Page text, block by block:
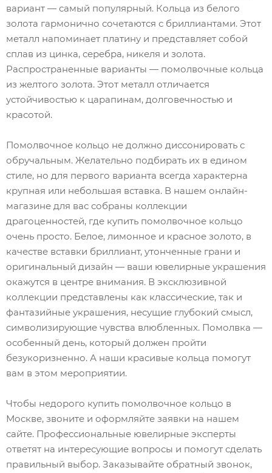
вариант — самый популярный. Кольца из белого
золота гармонично сочетаются с бриллиантами. Этот
металл напоминает платину и представляет собой
сплав из цинка, серебра, никеля и золота.
Распространенные варианты — помолвочные кольца
из желтого золота. Этот металл отличается
устойчивостью к царапинам, долговечностью и
красотой.
Помолвочное кольцо не должно диссонировать с
обручальным. Желательно подбирать их в едином
стиле, но для первого варианта всегда характерна
крупная или небольшая вставка. В нашем онлайн-
магазине для вас собраны коллекции
драгоценностей, где купить помолвочное кольцо
очень просто. Белое, лимонное и красное золото, в
качестве вставки бриллиант, утонченные грани и
оригинальный дизайн — ваши ювелирные украшения
окажутся в центре внимания. В эксклюзивной
коллекции представлены как классические, так и
фантазийные украшения, несущие глубокий смысл,
символизирующие чувства влюбленных. Помолвка —
особенный день, который должен пройти
безукоризненно. А наши красивые кольца помогут
вам в этом мероприятии.
Чтобы недорого купить помолвочное кольцо в
Москве, звоните и оформляйте заявки на нашем
сайте. Профессиональные ювелирные эксперты
ответят на интересующие вопросы и помогут сделать
правильный выбор. Заказывайте обратный звонок,